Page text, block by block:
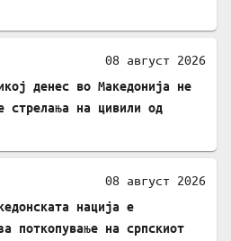
08 август 2026
денес во Македонија не
стрелања на цивили од
08 август 2026
нација е
поткопување на српскиот